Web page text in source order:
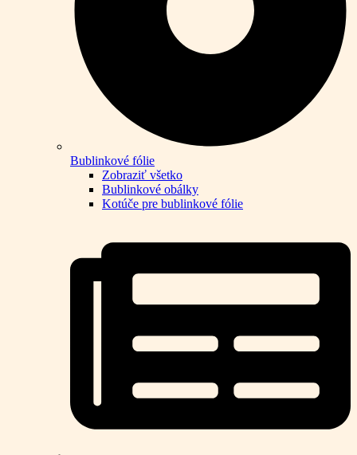
Bublinkové fólie
Zobraziť všetko
Bublinkové obálky
Kotúče pre bublinkové fólie